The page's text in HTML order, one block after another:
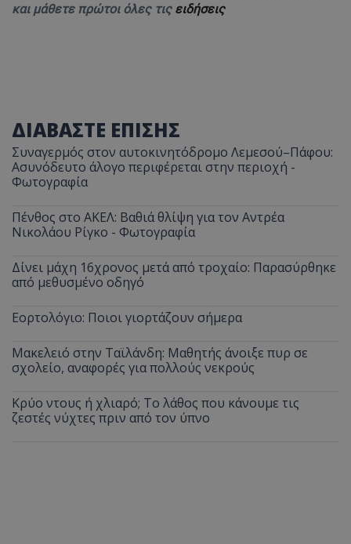
και μάθετε πρώτοι όλες τις ειδήσεις
ΔΙΑΒΑΣΤΕ ΕΠΙΣΗΣ
Συναγερμός στον αυτοκινητόδρομο Λεμεσού–Πάφου:
Ασυνόδευτο άλογο περιφέρεται στην περιοχή -
Φωτογραφία
Πένθος στο ΑΚΕΛ: Βαθιά θλίψη για τον Αντρέα
Νικολάου Ρίγκο - Φωτογραφία
Δίνει μάχη 16χρονος μετά από τροχαίο: Παρασύρθηκε
από μεθυσμένο οδηγό
Εορτολόγιο: Ποιοι γιορτάζουν σήμερα
Μακελειό στην Ταϊλάνδη: Μαθητής άνοιξε πυρ σε
σχολείο, αναφορές για πολλούς νεκρούς
Κρύο ντους ή χλιαρό; Το λάθος που κάνουμε τις
ζεστές νύχτες πριν από τον ύπνο